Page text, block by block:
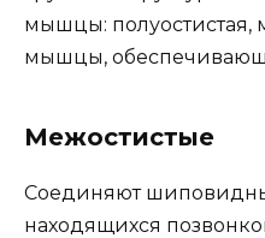
мышцы: полуостистая,
мышцы,
Межостистые
Соединяют
находящихся